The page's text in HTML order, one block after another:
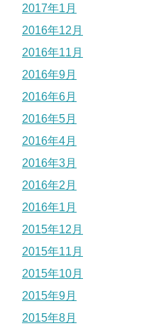
2017年1月
2016年12月
2016年11月
2016年9月
2016年6月
2016年5月
2016年4月
2016年3月
2016年2月
2016年1月
2015年12月
2015年11月
2015年10月
2015年9月
2015年8月